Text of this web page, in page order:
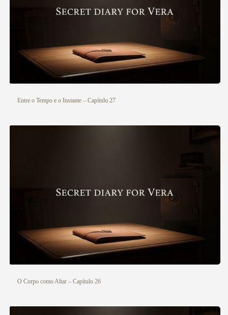
Entre o Tempo e o Instante – Capítulo 27
O Corpo como Altar – Capítulo 26